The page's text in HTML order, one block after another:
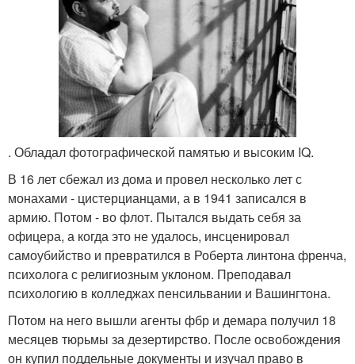
. Обладал фотографической памятью и высоким IQ.
В 16 лет сбежал из дома и провел несколько лет с
монахами - цистерцианцами, а в 1941 записался в
армию. Потом - во флот. Пытался выдать себя за
офицера, а когда это не удалось, инсценировал
самоубийство и превратился в Роберта линтона френча,
психолога с религиозным уклоном. Преподавал
психологию в колледжах пенсильвании и Вашингтона.
Потом на него вышли агенты фбр и демара получил 18
месяцев тюрьмы за дезертирство. После освобождения
он купил поддельные документы и изучал право в